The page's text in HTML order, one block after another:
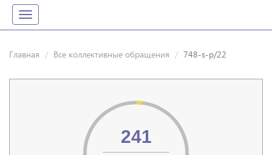
Toggle
navigation
Главная Все коллективные обращения 748-s-p/22
241